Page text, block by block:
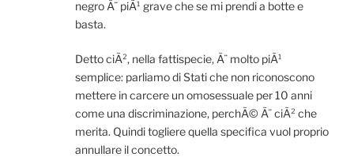
negro Ã¨ piÃ¹ grave che se mi prendi a botte e
basta.
Detto ciÃ², nella fattispecie, Ã¨ molto piÃ¹
semplice: parliamo di Stati che non riconoscono
mettere in carcere un omosessuale per 10 anni
come una discriminazione, perchÃ© Ã¨ ciÃ² che
merita. Quindi togliere quella specifica vuol proprio
annullare il concetto.